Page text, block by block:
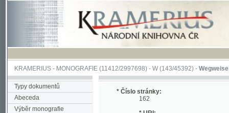
KRAMERIUS-MONOGRAFIE(11412/2997698) -W (143/45392)-Wegweiser durch
Typy dokumentů
Abeceda
Výběr monografie
Monografie
* Číslo stránky:
162
* URI:
http://kramerius.nkp.cz/kramerius/